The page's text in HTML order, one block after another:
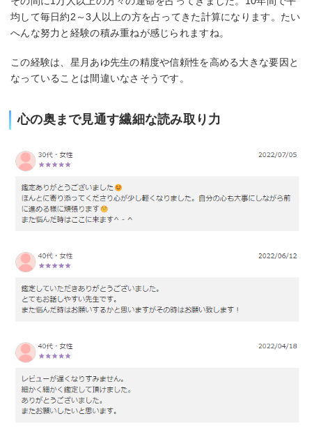
均して毎日約2～3人以上の方を占ってきた計算になります。たい
へんな努力と経験の積み重ねが感じられますね。
この経験は、星月あゆ先生の精度や信頼性を高める大きな要因と
なっていることは間違いなさそうです。
心の奥まで見通す繊細な読み取り力